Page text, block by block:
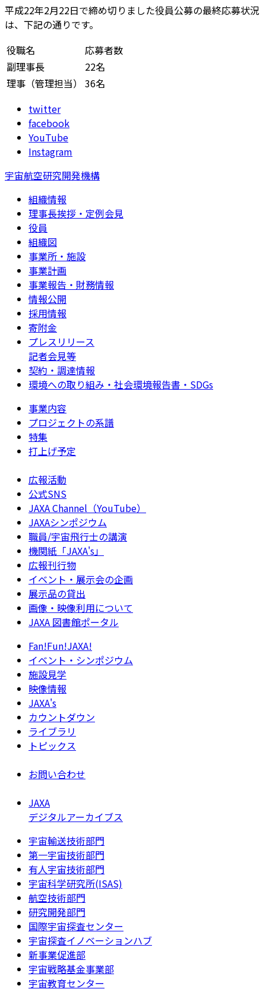
平成22年2月22日で締め切りました役員公募の最終応募状況
は、下記の通りです。
役職名
応募者数
副理事長
22名
理事（管理担当）
36名
twitter
facebook
YouTube
Instagram
宇宙航空研究開発機構
組織情報
理事長挨拶・定例会見
役員
組織図
事業所・施設
事業計画
事業報告・財務情報
情報公開
採用情報
寄附金
プレスリリース
記者会見等
契約・調達情報
環境への取り組み・社会環境報告書・SDGs
事業内容
プロジェクトの系譜
特集
打上げ予定
広報活動
公式SNS
JAXA Channel（YouTube）
JAXAシンポジウム
職員/宇宙飛行士の講演
機関紙「JAXA's」
広報刊行物
イベント・展示会の企画
展示品の貸出
画像・映像利用について
JAXA 図書館ポータル
Fan!Fun!JAXA!
イベント・シンポジウム
施設見学
映像情報
JAXA's
カウントダウン
ライブラリ
トピックス
お問い合わせ
JAXA
デジタルアーカイブス
宇宙輸送技術部門
第一宇宙技術部門
有人宇宙技術部門
宇宙科学研究所(ISAS)
航空技術部門
研究開発部門
国際宇宙探査センター
宇宙探査イノベーションハブ
新事業促進部
宇宙戦略基金事業部
宇宙教育センター